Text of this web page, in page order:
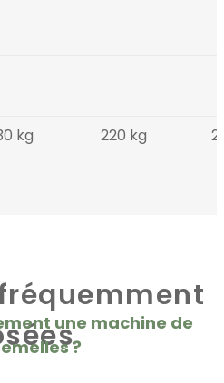
kg 220 kg
une machine de
?